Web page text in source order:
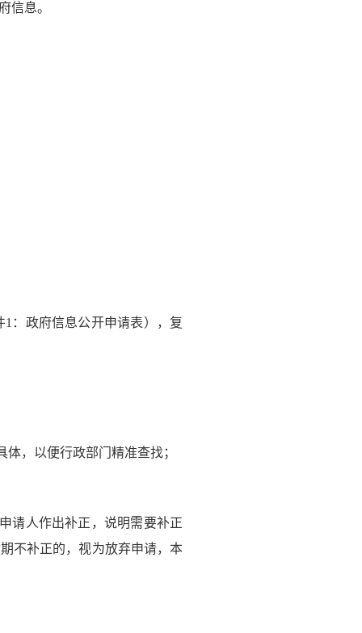
信息。
：政府信息公开申请表），复
，以便行政部门精准查找；
请人作出补正，说明需要补正
不补正的，视为放弃申请，本